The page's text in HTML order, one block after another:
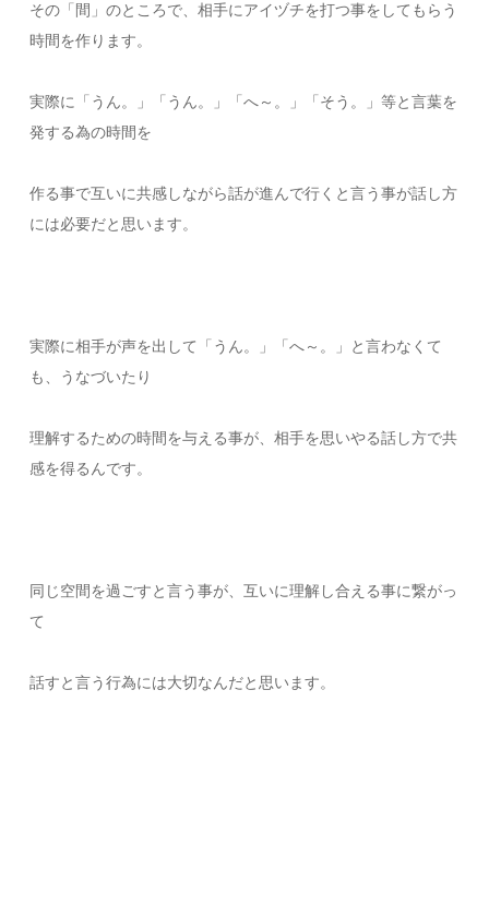
その「間」のところで、相手にアイヅチを打つ事をしてもらう
時間を作ります。
実際に「うん。」「うん。」「へ～。」「そう。」等と言葉を
発する為の時間を
作る事で互いに共感しながら話が進んで行くと言う事が話し方
には必要だと思います。
実際に相手が声を出して「うん。」「へ～。」と言わなくて
も、うなづいたり
理解するための時間を与える事が、相手を思いやる話し方で共
感を得るんです。
同じ空間を過ごすと言う事が、互いに理解し合える事に繋がっ
て
話すと言う行為には大切なんだと思います。